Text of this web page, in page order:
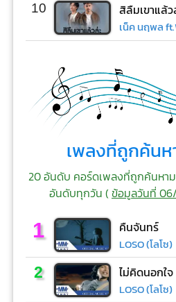
10 สิลืมเขาแล้ว
เน็ค นฤพล
เพลงที่ถูกค้น
20 อันดับ คอร์ดเพลงที่ถูกค้นหา
อันดับทุกวัน (ข้อมูลวันที่
1 คืนจันทร์
LOSO (โลโซ)
2 ไม่คิดนอกใ
LOSO (โลโซ)